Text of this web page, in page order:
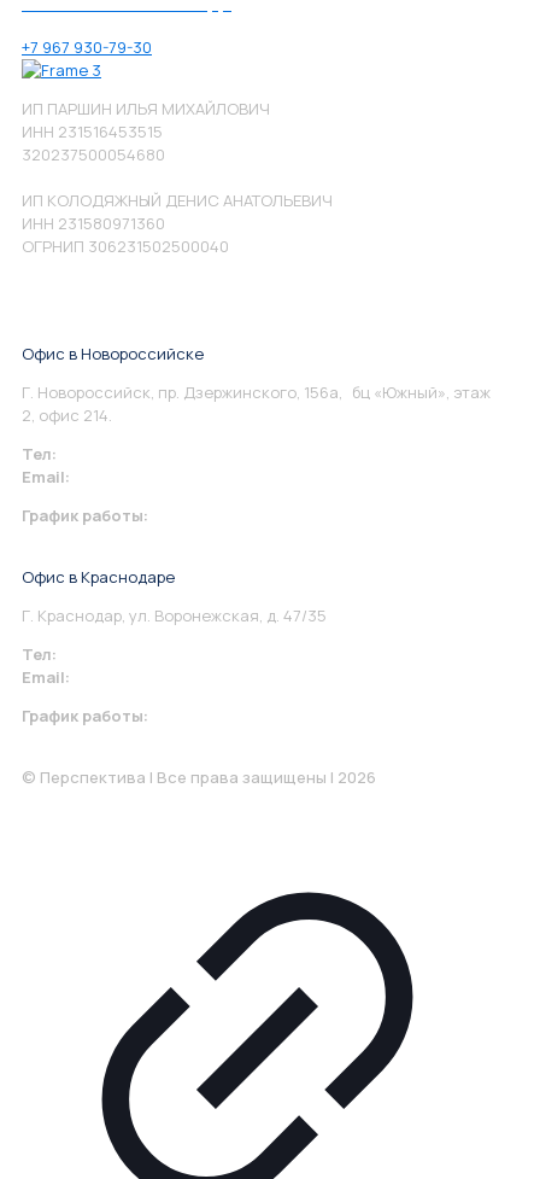
+7 967 930-79-30
ИП ПАРШИН ИЛЬЯ МИХАЙЛОВИЧ
ИНН 231516453515
320237500054680
ИП КОЛОДЯЖНЫЙ ДЕНИС АНАТОЛЬЕВИЧ
ИНН 231580971360
ОГРНИП 306231502500040
Офис в Новороссийске
Г. Новороссийск, пр. Дзержинского, 156а, бц «Южный», этаж
2, офис 214.
Тел:
Email:
График работы:
Офис в Краснодаре
Г. Краснодар, ул. Воронежская, д. 47/35
Тел:
Email:
График работы:
© Перспектива | Все права защищены | 2026